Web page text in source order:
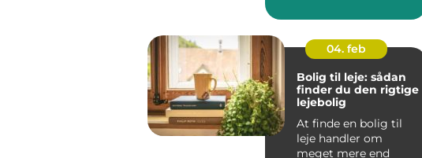
04. feb
Bolig til leje: sådan
finder du den rigtige
lejebolig
At finde en bolig til
leje handler om
meget mere end